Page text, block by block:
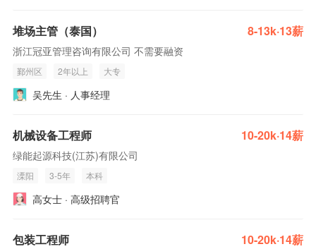
堆场主管（泰国） 8-13k·13薪
浙江冠亚管理咨询有限公司 不需要融资
鄞州区 2年以上 大专
吴先生 · 人事经理
机械设备工程师 10-20k·14薪
绿能起源科技(江苏)有限公司
溧阳 3-5年 本科
高女士 · 高级招聘官
包装工程师 10-20k·14薪